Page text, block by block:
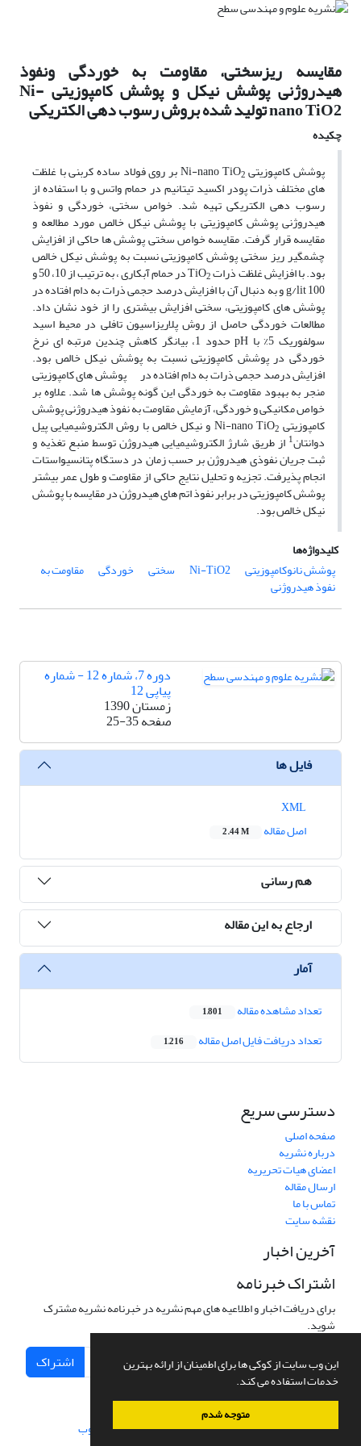
این وب سایت از کوکی ها برای اطمینان از ارائه بهترین
خدمات استفاده می کند.
متوجه شدم
مقایسه ریزسختی، مقاومت به خوردگی ونفوذ
هیدروژنی پوشش نیکل و پوشش کامپوزیتی Ni-
nano TiO2 تولید شده بروش رسوب دهی الکتریکی
چکیده
پوشش کامپوزیتی Ni-nano TiO 2 بر روی فولاد ساده کربنی با غلظت
های مختلف ذرات پودر اکسید تیتانیم در حمام واتس و با استفاده از
رسوب دهی الکتریکی تهیه شد. خواص سختی، خوردگی و نفوذ
هیدروژنی پوشش کامپوزیتی با پوشش نیکل خالص مورد مطالعه و
مقایسه قرار گرفت. مقایسه خواص سختی پوشش ها حاکی از افزایش
چشمگیر ریز سختی پوشش کامپوزیتی نسبت به پوشش نیکل خالص
بود. با افزایش غلظت ذرات TiO2 در حمام آبکاری ، به ترتیب از 10، 50 و
g/lit 100 و به دنبال آن با افزایش درصد حجمی ذرات به دام افتاده در
پوشش های کامپوزیتی، سختی افزایش بیشتری را از خود نشان داد.
مطالعات خوردگی حاصل از روش پلاریزاسیون تافلی در محیط اسید
سولفوریک 5% با pH حدود 1، بیانگر کاهش چندین مرتبه ای نرخ
خوردگی در پوشش کامپوزیتی نسبت به پوشش نیکل خالص بود.
افزایش درصد حجمی ذرات به دام افتاده در پوشش های کامپوزیتی
منجر به بهبود مقاومت به خوردگی این گونه پوشش ها شد. علاوه بر
خواص مکانیکی و خوردگی، آزمایش مقاومت به نفوذ هیدروژنی پوشش
کامپوزیتی Ni-nano TiO 2 و نیکل خالص با روش الکتروشیمیایی پیل
دوانتان1 از طریق شارژ الکتروشیمیایی هیدروژن توسط منبع تغذیه و
ثبت جریان نفوذی هیدروژن بر حسب زمان در دستگاه پتانسیواستات
انجام پذیرفت. تجزیه و تحلیل نتایج حاکی از مقاومت و طول عمر بیشتر
پوشش کامپوزیتی در برابر نفوذ اتم های هیدروژن در مقایسه با پوشش
نیکل خالص بود.
کلیدواژه‌ها
پوشش نانوکامپوزیتی
Ni-TiO2 سختی خوردگی مقاومت به
نفوذ هیدروژنی
دوره 7، شماره 12 - شماره
پیاپی 12
زمستان 1390
صفحه25-35
فایل ها
اصل مقاله
2.44 M
هم رسانی
ارجاع به این مقاله
آمار
تعداد مشاهده مقاله 1,801
تعداد دریافت فایل اصل مقاله 1,216
دسترسی سریع
صفحه اصلی
درباره نشریه
اعضای هیات تحریریه
ارسال مقاله
تماس با ما
نقشه سایت
آخرین اخبار
اشتراک خبرنامه
برای دریافت اخبار و اطلاعیه های مهم نشریه در خبرنامه نشریه مشترک
شوید.
اشتراک
سامانه مدیریت نشریات علمی.طراحی و پیاده سازی از سیناوب